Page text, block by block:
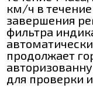
км/ч в течение
завершения
фильтра
продолжает
для проверки